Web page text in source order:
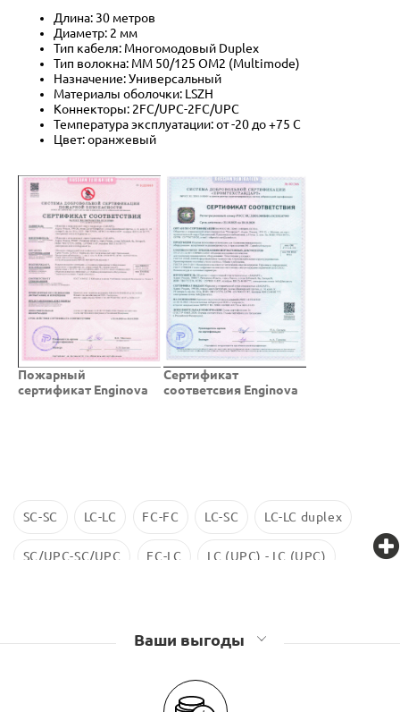
Длина: 30 метров
Диаметр: 2 мм
Тип кабеля: Многомодовый Duplex
Тип волокна: MM 50/125 OM2 (Multimode)
Назначение: Универсальный
Материалы оболочки: LSZH
Коннекторы: 2FC/UPC-2FC/UPC
Температура эксплуатации: от -20 до +75 C
Цвет: оранжевый
Пожарный
сертификат Enginova
Cертификат
соответсвия Enginova
SC-SC LC-LC FC-FC LC-SC LC-LC duplex
SC/UPC-SC/UPC FC-LC LC (UPC) - LC (UPC)
Ваши выгоды